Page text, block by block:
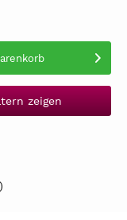
zeigen